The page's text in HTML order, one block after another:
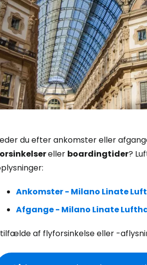
du efter ankomster eller
eller boardingtider?
Ankomster - Milano Linate
Afgange - Milano Linate
af flyforsinkelse eller -
Log